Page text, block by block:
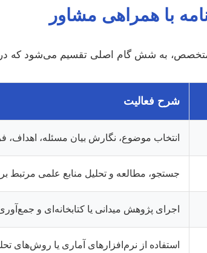
با همراهی مشاور
متخصص، به شش گام اصلی تقسیم می‌شود که در
شرح فعالیت
انتخاب موضوع، نگارش بیان مسئله،
جستجو، مطالعه و تحلیل منابع علمی مرتبط
اجرای پژوهش میدانی یا کتابخانه‌ای و
استفاده از نرم‌افزارهای آماری یا روش‌های